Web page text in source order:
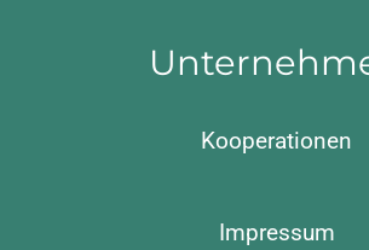
Kooperationen
Impressum